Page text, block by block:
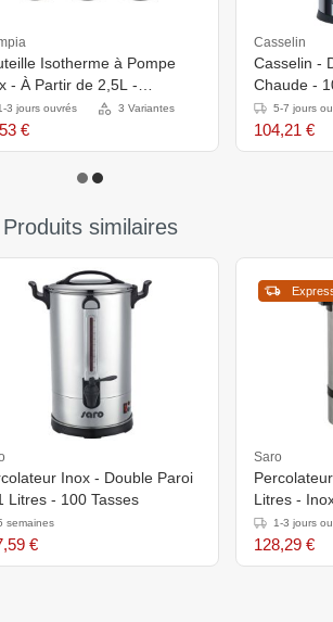
Isotherme à Pompe
- À Partir de 2,5L -
en 3 Tailles
3 jours ouvrés 3 Variantes
€
Casselin
Casselin -
Chaude -
5-7 jours
104,21 €
Produits similaires
Inox - Double Paroi
Litres - 100 Tasses
semaines
€
Saro
Litres -
1-3 jours
128,29 €